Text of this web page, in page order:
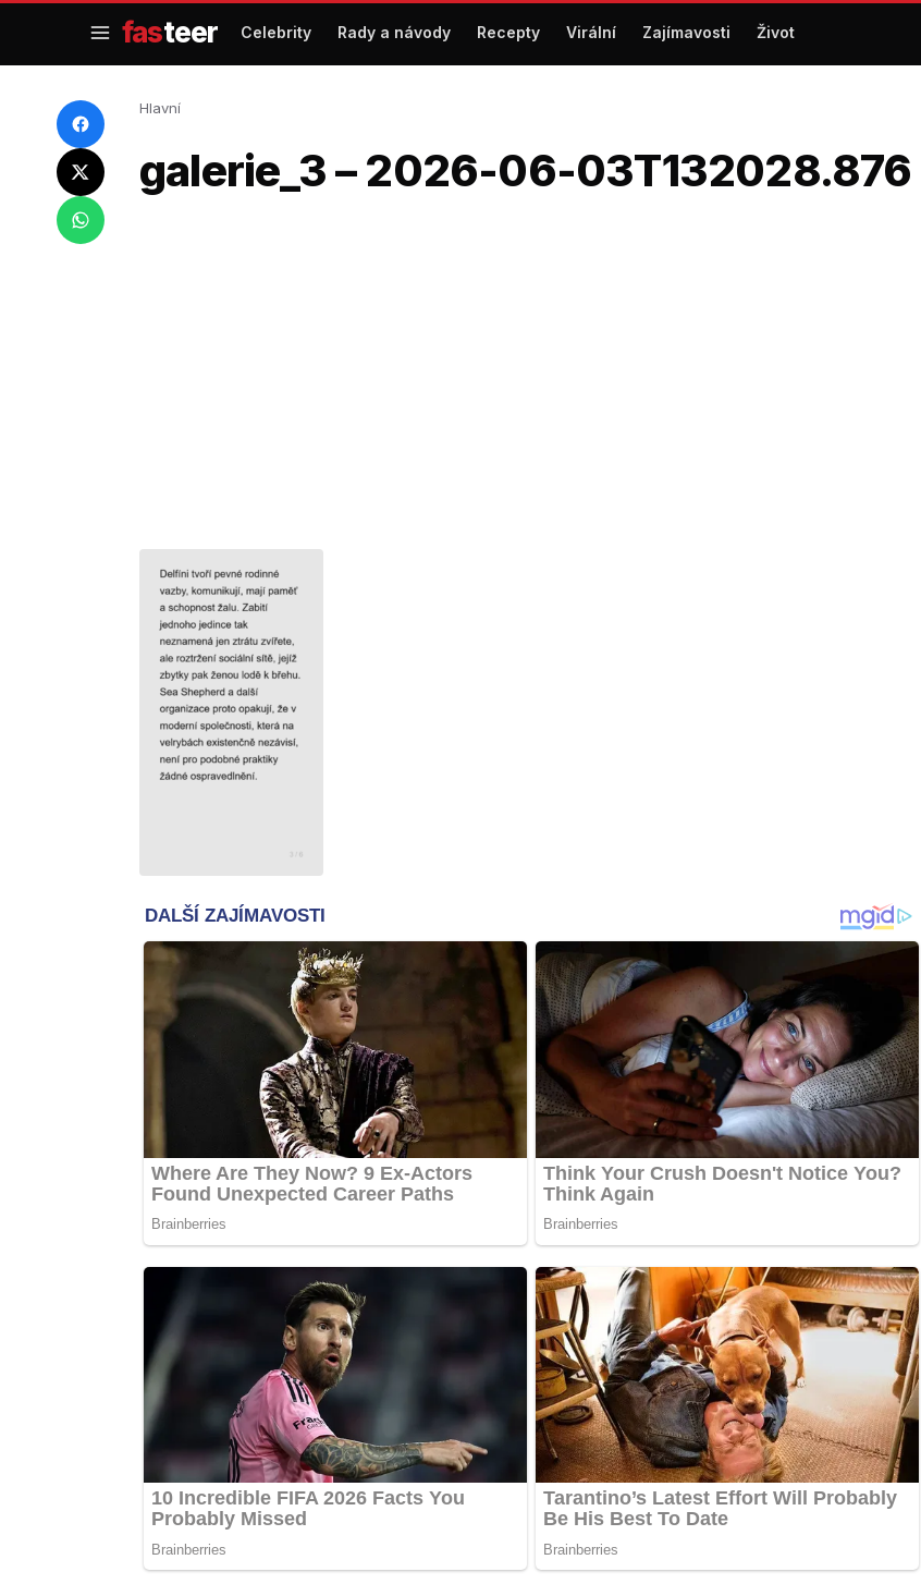
obsah
fasteer Celebrity Rady a návody Recepty Virální Zajímavosti Život
Hlavní
galerie_3 – 2026-06-03T132028.876